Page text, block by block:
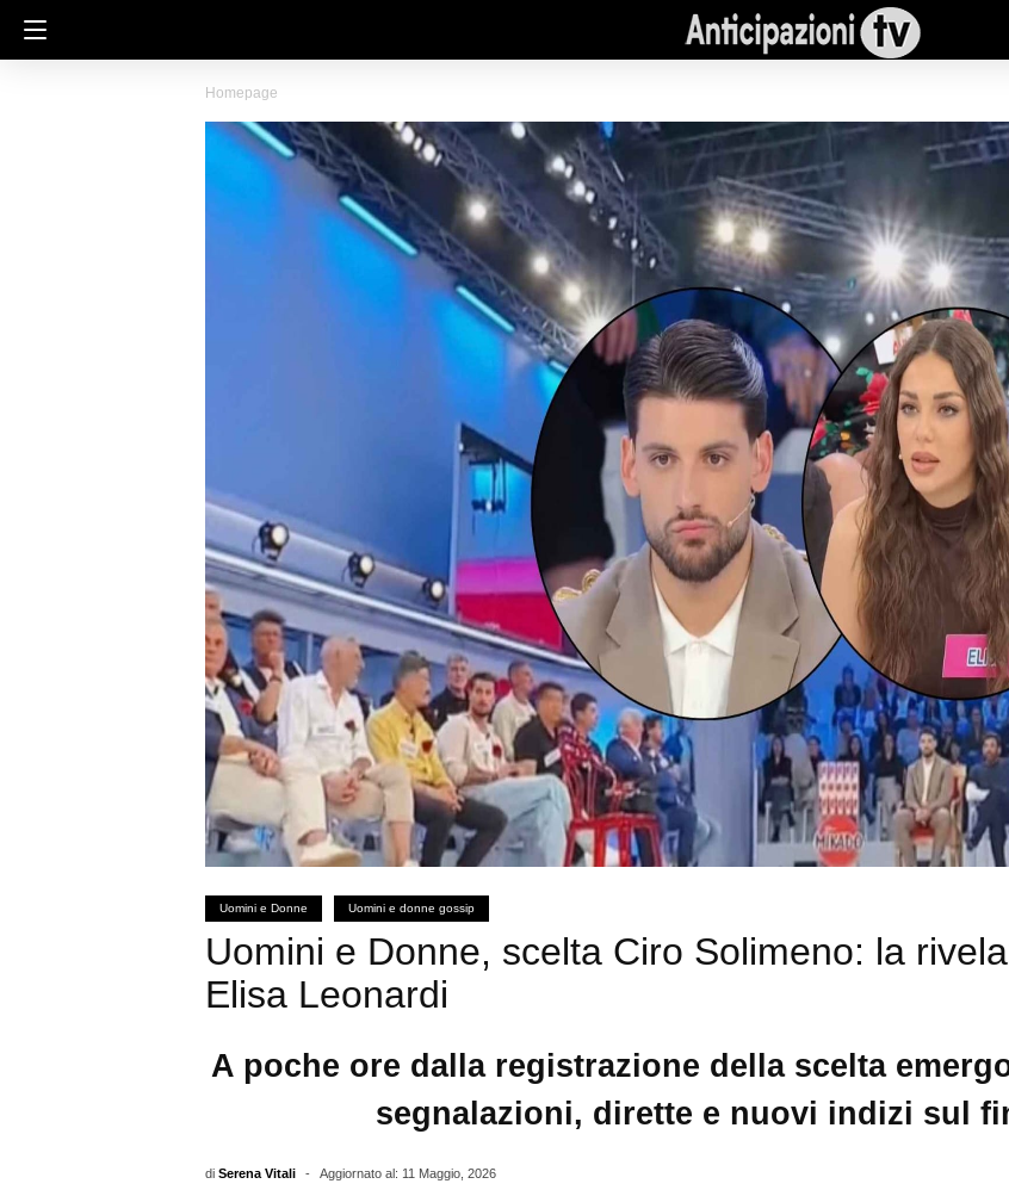
Homepage
Uomini e Donne Uomini e donne gossip
Uomini e Donne, scelta Ciro Solimeno: la
Elisa Leonardi
A poche ore dalla registrazione della scelta
segnalazioni, dirette e nuovi indizi sul
di Serena Vitali - Aggiornato al: 11 Maggio, 2026